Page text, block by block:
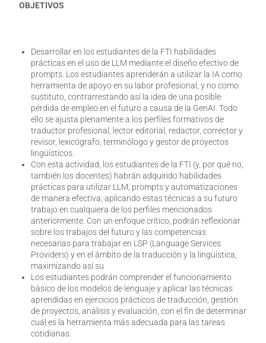
OBJETIVOS
Desarrollar en los estudiantes de la FTI habilidades
prácticas en el uso de LLM mediante el diseño efectivo de
prompts. Los estudiantes aprenderán a utilizar la IA como
herramienta de apoyo en su labor profesional, y no como
sustituto, contrarrestando así la idea de una posible
pérdida de empleo en el futuro a causa de la GenAI. Todo
ello se ajusta plenamente a los perfiles formativos de
traductor profesional, lector editorial, redactor, corrector y
revisor, lexicógrafo, terminólogo y gestor de proyectos
lingüísticos.
Con esta actividad, los estudiantes de la FTI (y, por qué no,
también los docentes) habrán adquirido habilidades
prácticas para utilizar LLM, prompts y automatizaciones
de manera efectiva, aplicando estas técnicas a su futuro
trabajo en cualquiera de los perfiles mencionados
anteriormente. Con un enfoque crítico, podrán reflexionar
sobre los trabajos del futuro y las competencias
necesarias para trabajar en LSP (Language Services
Providers) y en el ámbito de la traducción y la lingüística,
maximizando así su
Los estudiantes podrán comprender el funcionamiento
básico de los modelos de lenguaje y aplicar las técnicas
aprendidas en ejercicios prácticos de traducción, gestión
de proyectos, análisis y evaluación, con el fin de determinar
cuál es la herramienta más adecuada para las tareas
cotidianas.